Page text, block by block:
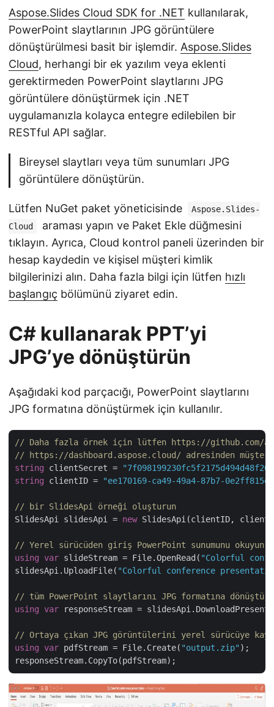
Aspose.Slides Cloud SDK for .NET kullanılarak,
PowerPoint slaytlarının JPG görüntülere
dönüştürülmesi basit bir işlemdir. Aspose.Slides
Cloud, herhangi bir ek yazılım veya eklenti
gerektirmeden PowerPoint slaytlarını JPG
görüntülere dönüştürmek için .NET
uygulamanızla kolayca entegre edilebilen bir
RESTful API sağlar.
Bireysel slaytları veya tüm sunumları JPG
görüntülere dönüştürün.
Lütfen NuGet paket yöneticisinde
Aspose.Slides-
Cloud
araması yapın ve Paket Ekle düğmesini
tıklayın. Ayrıca, Cloud kontrol paneli üzerinden bir
hesap kaydedin ve kişisel müşteri kimlik
bilgilerinizi alın. Daha fazla bilgi için lütfen hızlı
başlangıç bölümünü ziyaret edin.
C# kullanarak PPT’yi
JPG’ye dönüştürün
Aşağıdaki kod parçacığı, PowerPoint slaytlarını
JPG formatına dönüştürmek için kullanılır.
// Daha fazla örnek için lütfen https://github.com/
// https://dashboard.aspose.cloud/ adresinden
string clientSecret =
string clientID = "ee170169-ca49-49a4-87b7-
// bir SlidesApi örneği oluşturun
SlidesApi slidesApi = new SlidesApi(clientID,
// Yerel sürücüden giriş PowerPoint sunumunu okuyun
using
var slideStream = File.OpenRead( "Colorful
slidesApi.UploadFile( "Colorful conference
// tüm PowerPoint slaytlarını JPG formatına
using
var responseStream =
// Ortaya çıkan JPG görüntülerini yerel sürücüye
using
var pdfStream = File.Create( "output.zip" );